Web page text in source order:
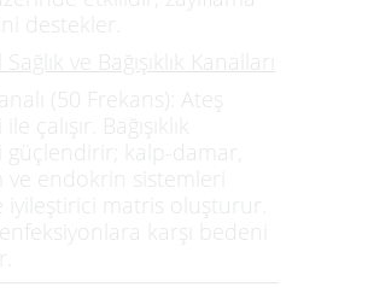
destekler.
ve Bağışıklık Kanalları
(50 Frekans): Ateş
çalışır. Bağışıklık
güçlendirir; kalp-damar,
endokrin sistemleri
iyileştirici matris oluşturur.
enfeksiyonlara karşı bedeni